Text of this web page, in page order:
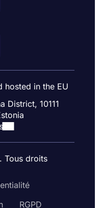
hosted in the EU
District, 10111
Tous droits
RGPD